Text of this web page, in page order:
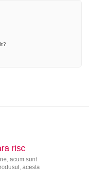
risc
acum sunt
acesta